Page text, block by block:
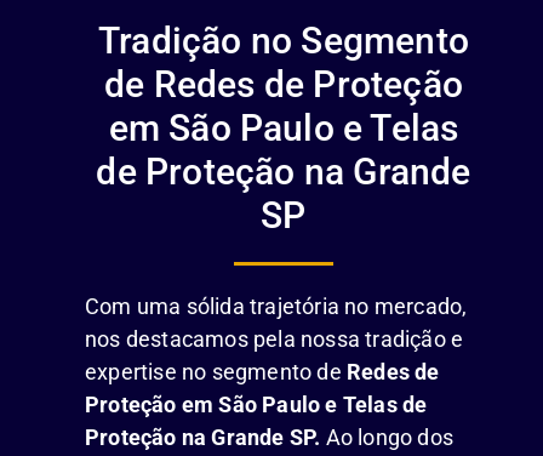
Tradição no Segmento
de Redes de Proteção
em São Paulo e Telas
de Proteção na Grande
SP
Com uma sólida trajetória no mercado,
nos destacamos pela nossa tradição e
expertise no segmento de Redes de
Proteção em São Paulo e Telas de
Proteção na Grande SP. Ao longo dos